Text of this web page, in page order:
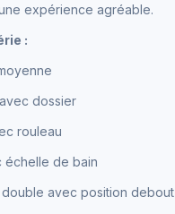
expérience agréable.
:
dossier
rouleau
échelle de bain
avec position debout